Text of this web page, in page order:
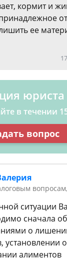
кормит и
ее
в течении
вопрос
ситуации
сначала
о
установлении
алиментов